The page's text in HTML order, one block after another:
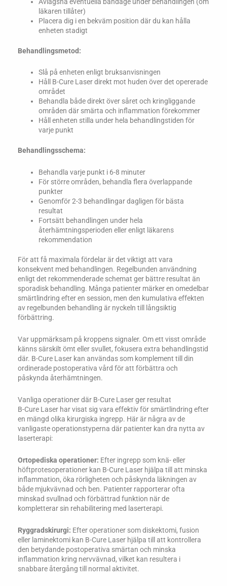
läkaren tillåter)
Placera dig i en bekväm position där du kan hålla
enheten stadigt
Behandlingsmetod:
Slå på enheten enligt bruksanvisningen
Håll B-Cure Laser direkt mot huden över det opererade
området
Behandla både direkt över såret och kringliggande
områden där smärta och inflammation förekommer
Håll enheten stilla under hela behandlingstiden för
varje punkt
Behandlingsschema:
Behandla varje punkt i 6-8 minuter
För större områden, behandla flera överlappande
punkter
Genomför 2-3 behandlingar dagligen för bästa
resultat
Fortsätt behandlingen under hela
återhämtningsperioden eller enligt läkarens
rekommendation
För att få maximala fördelar är det viktigt att vara
konsekvent med behandlingen. Regelbunden användning
enligt det rekommenderade schemat ger bättre resultat än
sporadisk behandling. Många patienter märker en omedelbar
smärtlindring efter en session, men den kumulativa effekten
av regelbunden behandling är nyckeln till långsiktig
förbättring.
Var uppmärksam på kroppens signaler. Om ett visst område
känns särskilt ömt eller svullet, fokusera extra behandlingstid
där. B-Cure Laser kan användas som komplement till din
ordinerade postoperativa vård för att förbättra och
påskynda återhämtningen.
Vanliga operationer där B-Cure Laser ger resultat
B-Cure Laser har visat sig vara effektiv för smärtlindring efter
en mängd olika kirurgiska ingrepp. Här är några av de
vanligaste operationstyperna där patienter kan dra nytta av
laserterapi:
Ortopediska operationer: Efter ingrepp som knä- eller
höftprotesoperationer kan B-Cure Laser hjälpa till att minska
inflammation, öka rörligheten och påskynda läkningen av
både mjukvävnad och ben. Patienter rapporterar ofta
minskad svullnad och förbättrad funktion när de
kompletterar sin rehabilitering med laserterapi.
Ryggradskirurgi: Efter operationer som diskektomi, fusion
eller laminektomi kan B-Cure Laser hjälpa till att kontrollera
den betydande postoperativa smärtan och minska
inflammation kring nervvävnad, vilket kan resultera i
snabbare återgång till normal aktivitet.